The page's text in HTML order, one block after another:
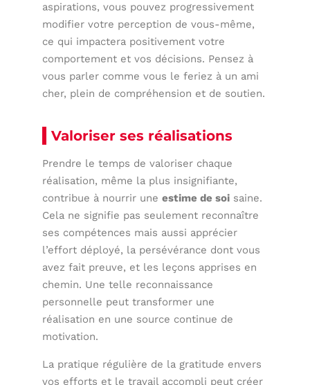
aspirations, vous pouvez progressivement
modifier votre perception de vous-même,
ce qui impactera positivement votre
comportement et vos décisions. Pensez à
vous parler comme vous le feriez à un ami
cher, plein de compréhension et de soutien.
Valoriser ses réalisations
Prendre le temps de valoriser chaque
réalisation, même la plus insignifiante,
contribue à nourrir uneestime de soi saine.
Cela ne signifie pas seulement reconnaître
ses compétences mais aussi apprécier
l’effort déployé, la persévérance dont vous
avez fait preuve, et les leçons apprises en
chemin. Une telle reconnaissance
personnelle peut transformer une
réalisation en une source continue de
motivation.
La pratique régulière de la gratitude envers
vos efforts et le travail accompli peut créer